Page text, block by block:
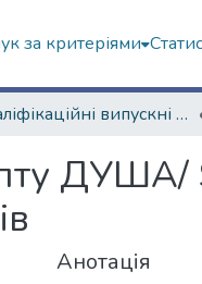
за критеріями
Кваліфікаційні випускні роботи магістрів. Факультет іноземних мов
ДУША/
Анотація